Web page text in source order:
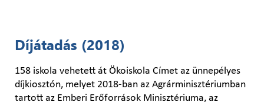
Díjátadás (2018)
158 iskola vehetett át Ökoiskola Címet az ünnepélyes
díjkiosztón, melyet 2018-ban az Agrárminisztériumban
tartott az Emberi Erőforrások Minisztériuma, az